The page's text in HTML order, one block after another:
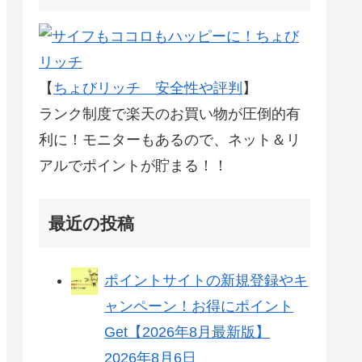
【 ちょびリッチ 安全性や評判 】
ランク制度で楽天のお買い物が圧倒的有
利に！モニターもあるので、ネット＆リ
アルでポイントが貯まる！！
最近の投稿
ポイントサイトの新規登録やキ
ャンペーン！お得にポイント
Get【2026年8月最新版】
2026年8月6日